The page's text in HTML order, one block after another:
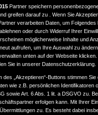
Partner speichern
greifen darauf zu . Wenn Sie
verarbeiten Daten, um
oder durch Widerruf Ihrer
möglicherweise Inhalte und
aufrufen, um Ihre Auswahl zu
unten auf der Webseite
Sie in unserer Datenschutzerklärung.
des „Akzeptieren“-Buttons stimmen
wie z.B. persönlichen Identifikatoren
sowie Art. 6 Abs. 1 lit. a DSGVO zu.
erfolgen kann. Mit Ihrer
zu. Es besteht dabei